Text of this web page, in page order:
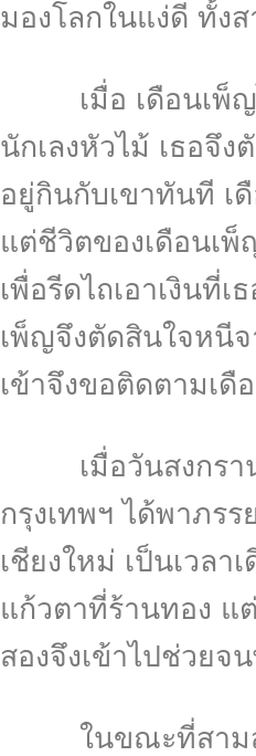
มองโลกในแง่ดี ทั้ง
เมื่อ เดือนเพ็ญไ
นักเลงหัวไม้ เธอจึ
อยู่กินกับเขาทันที เ
แต่ชีวิตของเดือนเ
เพื่อรีดไถเอาเงินที่
เพ็ญจึงตัดสินใจหนี
เข้าจึงขอติดตามเดื
เมื่อวันสงกราน
กรุงเทพฯ ได้พาภร
เชียงใหม่ เป็นเวลา
แก้วตาที่ร้านทอง แ
สองจึงเข้าไปช่วยจ
ในขณะที่สามสา